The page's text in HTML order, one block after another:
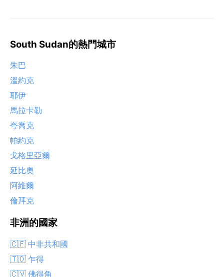
South Sudan的熱門城市
朱巴
溫約克
耶伊
馬拉卡勒
夸喬克
帕約克
戈格里亞爾
延比奧
阿維爾
倫拜克
非洲的國家
🇨🇫 中非共和國
🇹🇩 乍得
🇨🇻 佛得角